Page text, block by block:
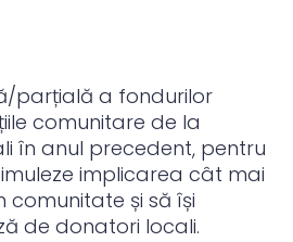
parțială a fondurilor
comunitare de la
în anul precedent, pentru
implicarea cât mai
comunitate și să își
de donatori locali.